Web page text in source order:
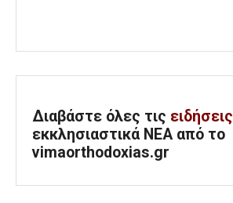
Διαβάστε όλες τις ειδήσεις
εκκλησιαστικά ΝΕΑ από το
vimaorthodoxias.gr